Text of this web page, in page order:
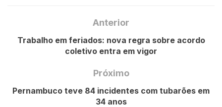
Anterior
Trabalho em feriados: nova regra sobre acordo
coletivo entra em vigor
Próximo
Pernambuco teve 84 incidentes com tubarões em
34 anos